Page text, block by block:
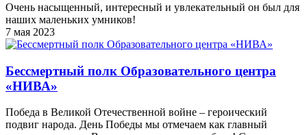
Очень насыщенный, интересный и увлекательный он был для
наших маленьких умников!
7 мая 2023
Бессмертный полк Образовательного центра
«НИВА»
Победа в Великой Отечественной войне – героический
подвиг народа. День Победы мы отмечаем как главный